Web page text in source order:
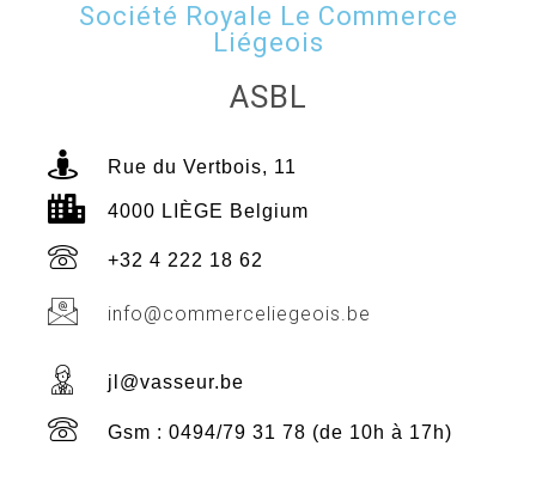
Société Royale Le Commerce
Liégeois
ASBL
Rue du Vertbois, 11
4000 LIÈGE Belgium
+32 4 222 18 62
info@commerceliegeois.be
jl@vasseur.be
Gsm : 0494/79 31 78 (de 10h à 17h)